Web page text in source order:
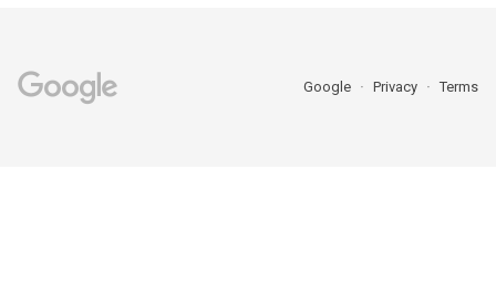
Google Privacy Terms